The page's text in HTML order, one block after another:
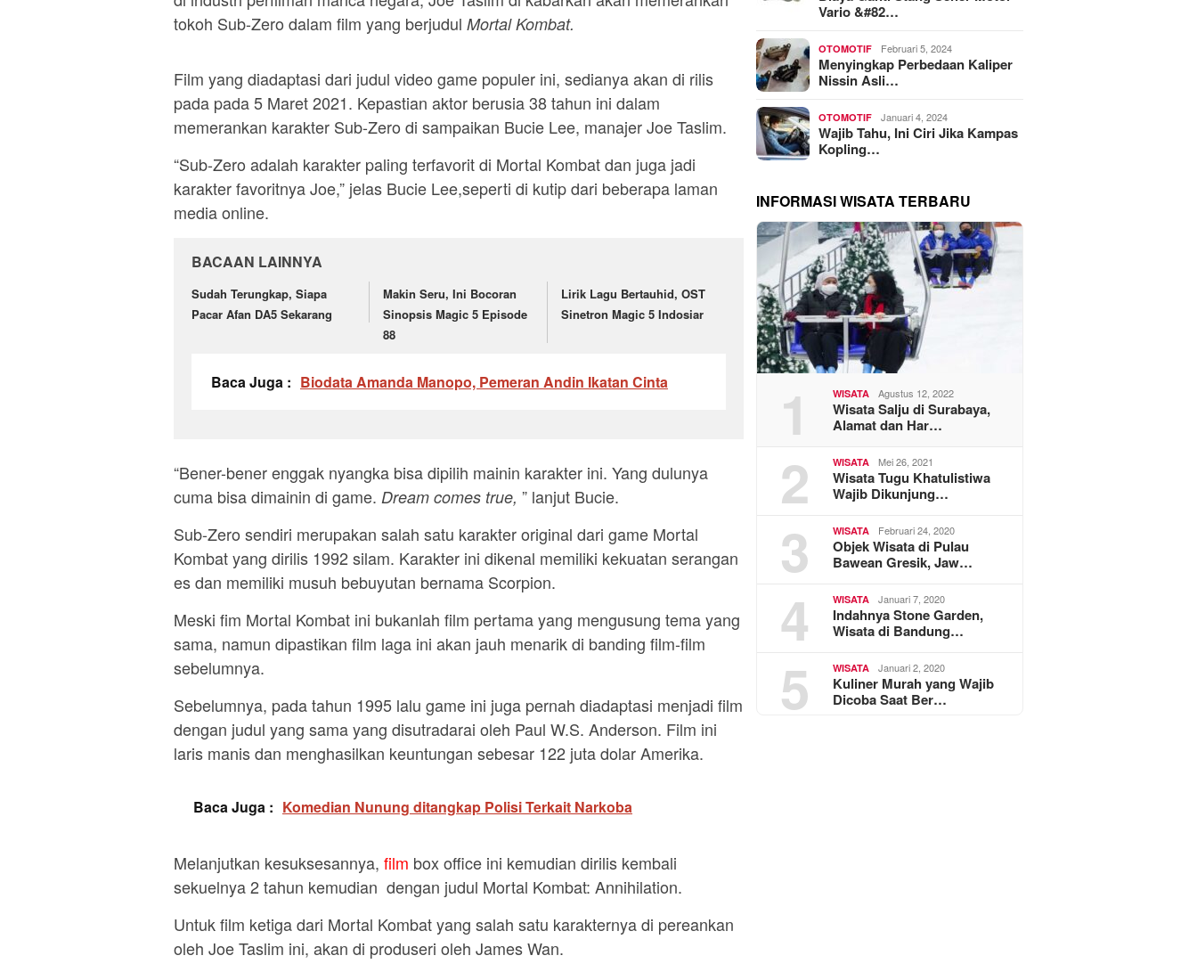
tokoh Sub-Zero dalam film yang berjudul Mortal Kombat.
Film yang diadaptasi dari judul video game populer ini, sedianya akan di rilis
pada pada 5 Maret 2021. Kepastian aktor berusia 38 tahun ini dalam
memerankan karakter Sub-Zero di sampaikan Bucie Lee, manajer Joe Taslim.
“Sub-Zero adalah karakter paling terfavorit di Mortal Kombat dan juga jadi
karakter favoritnya Joe,” jelas Bucie Lee,seperti di kutip dari beberapa laman
media online.
BACAAN LAINNYA
Sudah Terungkap, Siapa
Pacar Afan DA5 Sekarang
Makin Seru, Ini Bocoran
Sinopsis Magic 5 Episode
88
Lirik Lagu Bertauhid, OST
Sinetron Magic 5 Indosiar
Baca Juga : Biodata Amanda Manopo, Pemeran Andin Ikatan Cinta
“Bener-bener enggak nyangka bisa dipilih mainin karakter ini. Yang dulunya
cuma bisa dimainin di game. Dream comes true, ” lanjut Bucie.
Sub-Zero sendiri merupakan salah satu karakter original dari game Mortal
Kombat yang dirilis 1992 silam. Karakter ini dikenal memiliki kekuatan serangan
es dan memiliki musuh bebuyutan bernama Scorpion.
Meski fim Mortal Kombat ini bukanlah film pertama yang mengusung tema yang
sama, namun dipastikan film laga ini akan jauh menarik di banding film-film
sebelumnya.
Sebelumnya, pada tahun 1995 lalu game ini juga pernah diadaptasi menjadi film
dengan judul yang sama yang disutradarai oleh Paul W.S. Anderson. Film ini
laris manis dan menghasilkan keuntungan sebesar 122 juta dolar Amerika.
Baca Juga : Komedian Nunung ditangkap Polisi Terkait Narkoba
Melanjutkan kesuksesannya, film box office ini kemudian dirilis kembali
sekuelnya 2 tahun kemudian dengan judul Mortal Kombat: Annihilation.
Untuk film ketiga dari Mortal Kombat yang salah satu karakternya di pereankan
oleh Joe Taslim ini, akan di produseri oleh James Wan.
Vario &#82…
OTOMOTIF Februari 5, 2024
Menyingkap Perbedaan Kaliper
Nissin Asli…
OTOMOTIF Januari 4, 2024
Wajib Tahu, Ini Ciri Jika Kampas
Kopling…
INFORMASI WISATA TERBARU
1 WISATA Agustus 12, 2022
Wisata Salju di Surabaya,
Alamat dan Har…
2 WISATA Mei 26, 2021
Wisata Tugu Khatulistiwa
Wajib Dikunjung…
3 WISATA Februari 24, 2020
Objek Wisata di Pulau
Bawean Gresik, Jaw…
4 WISATA Januari 7, 2020
Indahnya Stone Garden,
Wisata di Bandung…
5 WISATA Januari 2, 2020
Kuliner Murah yang Wajib
Dicoba Saat Ber…